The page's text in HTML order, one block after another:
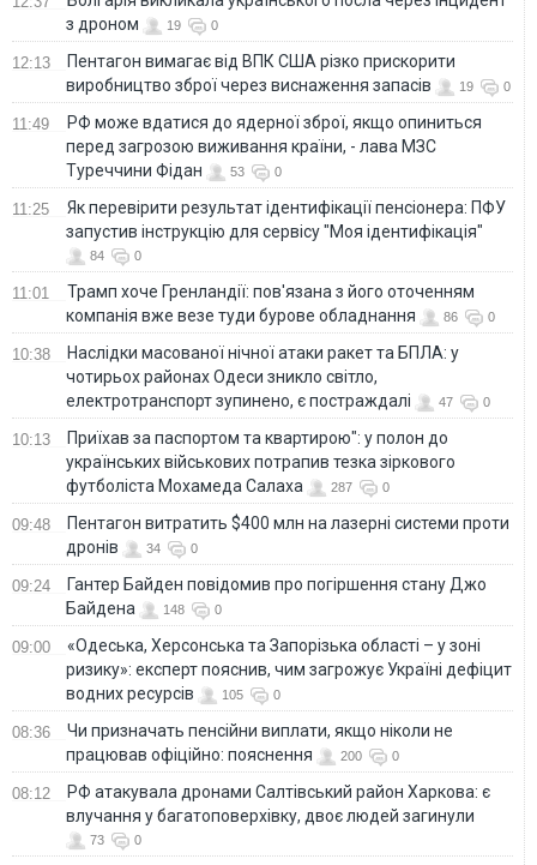
з дроном
19 0
12:13
Пентагон вимагає від ВПК США різко прискорити
виробництво зброї через виснаження запасів
19 0
11:49
РФ може вдатися до ядерної зброї, якщо опиниться
перед загрозою виживання країни, - лава МЗС
Туреччини Фідан
53 0
11:25
Як перевірити результат ідентифікації пенсіонера: ПФУ
запустив інструкцію для сервісу "Моя ідентифікація"
84 0
11:01
Трамп хоче Гренландії: пов'язана з його оточенням
компанія вже везе туди бурове обладнання
86 0
10:38
Наслідки масованої нічної атаки ракет та БПЛА: у
чотирьох районах Одеси зникло світло,
електротранспорт зупинено, є постраждалі
47 0
10:13
Приїхав за паспортом та квартирою": у полон до
українських військових потрапив тезка зіркового
футболіста Мохамеда Салаха
287 0
09:48
Пентагон витратить $400 млн на лазерні системи проти
дронів
34 0
09:24
Гантер Байден повідомив про погіршення стану Джо
Байдена
148 0
09:00
«Одеська, Херсонська та Запорізька області – у зоні
ризику»: експерт пояснив, чим загрожує Україні дефіцит
водних ресурсів
105 0
08:36
Чи призначать пенсійни виплати, якщо ніколи не
працював офіційно: пояснення
200 0
08:12
РФ атакувала дронами Салтівський район Харкова: є
влучання у багатоповерхівку, двоє людей загинули
73 0